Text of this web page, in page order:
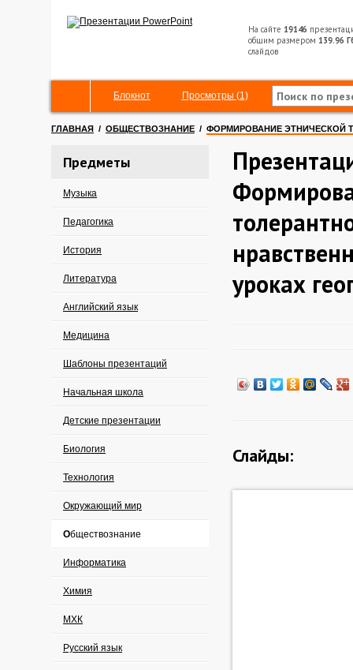
На сайте 19146
общим размером 139.96
слайдов
Блокнот Просмотры (1)
ГЛАВНАЯ / ОБЩЕСТВОЗНАНИЕ / ФОРМИРОВАНИЕ ЭТНИЧЕСКОЙ
Предметы
Музыка
Педагогика
История
Литература
Английский язык
Медицина
Шаблоны презентаций
Начальная школа
Детские презентации
Биология
Технология
Окружающий мир
Обществознание
Информатика
Химия
МХК
Русский язык
уроках
Слайды: